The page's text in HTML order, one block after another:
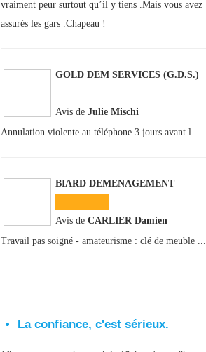
vraiment peur surtout qu’il y tiens .Mais vous avez
assurés les gars .Chapeau !
GOLD DEM SERVICES (G.D.S.)
Avis de Julie Mischi
Annulation violente au téléphone 3 jours avant l ...
BIARD DEMENAGEMENT
Avis de CARLIER Damien
Travail pas soigné - amateurisme : clé de meuble ...
La confiance, c'est sérieux.